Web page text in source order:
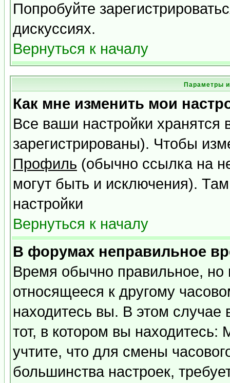
Попробуйте
дискуссиях.
Вернуться к началу
Параметры
Как мне изменить мои
Все ваши настройки
зарегистрированы). Чтобы
Профиль (обычно ссылка на
могут быть и исключения).
настройки
Вернуться к началу
В форумах неправильное
Время обычно правильное,
относящееся к другому
находитесь вы. В этом
тот, в котором вы
учтите, что для смены
большинства настроек,